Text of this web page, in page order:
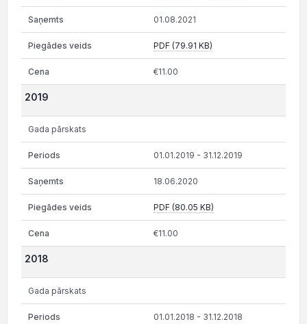
01.08.2021
PDF (79.91 KB)
€11.00
2019
Gada pārskats
01.01.2019 - 31.12.2019
18.06.2020
PDF (80.05 KB)
€11.00
2018
Gada pārskats
01.01.2018 - 31.12.2018